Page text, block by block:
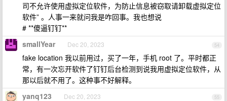
司不允许使用虚拟定位软件，为防止信息被窃取请卸载虚拟定位
软件” 。人事一来就问我是咋回事。我也想说
# **傻逼钉钉**
54
smallYear Dec 20, 2023
fake location 我以前用过，买了一年，手机 root 了。平时都正
常，有一次忘开软件了钉钉后台检测到说我用虚拟定位软件，从
那以后就不用了。这种事不好解释。
55
yanq123 Dec 20, 2023